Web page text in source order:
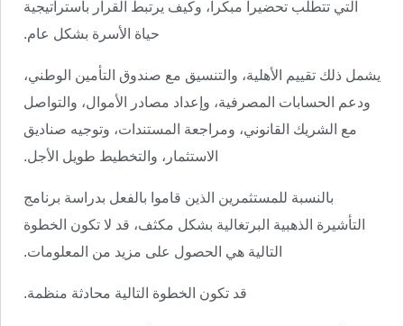
التي تتطلب تحضيراً مبكراً، وكيف يرتبط القرار باستراتيجية
حياة الأسرة بشكل عام.
يشمل ذلك تقييم الأهلية، والتنسيق مع صندوق التأمين الوطني،
ودعم الحسابات المصرفية، وإعداد مصادر الأموال، والتواصل
مع الشريك القانوني، ومراجعة المستندات، وتوجيه صناديق
الاستثمار، والتخطيط طويل الأجل.
بالنسبة للمستثمرين الذين قاموا بالفعل بدراسة برنامج
التأشيرة الذهبية البرتغالية بشكل مكثف، قد لا تكون الخطوة
التالية هي الحصول على مزيد من المعلومات.
قد تكون الخطوة التالية محادثة منظمة.